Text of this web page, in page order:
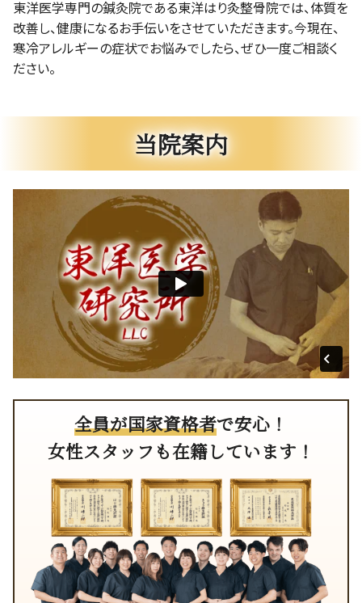
東洋医学専門の鍼灸院である東洋はり灸整骨院では、体質を
改善し、健康になるお手伝いをさせていただきます。今現在、
寒冷アレルギーの症状でお悩みでしたら、ぜひ一度ご相談く
ださい。
当院案内
全員が国家資格者で安心！
女性スタッフも在籍しています！